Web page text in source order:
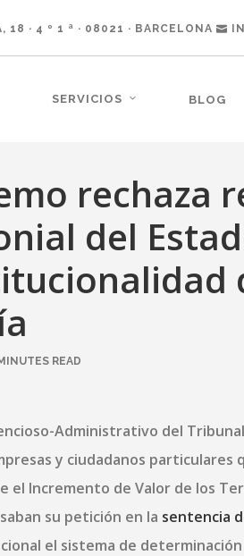
18 · 4 º 1 ª · 08021 · BARCELONA
SERVICIOS BLOG
rechaza
del
READ
Administrativo del
y ciudadanos particulares
el Incremento de Valor de los
su petición en la sentencia
el sistema de